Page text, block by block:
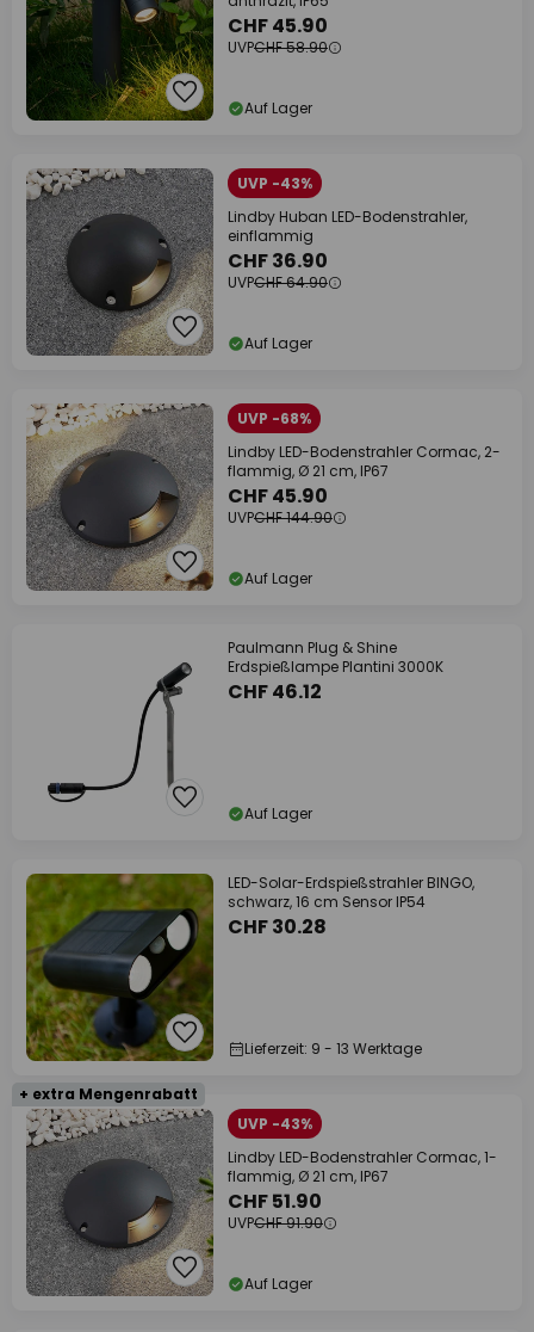
CHF 45.90
UVPCHF 58.90
Auf Lager
UVP -43%
Lindby Huban LED-Bodenstrahler,
einflammig
CHF 36.90
UVPCHF 64.90
Auf Lager
UVP -68%
Lindby LED-Bodenstrahler Cormac, 2-
flammig, Ø 21 cm, IP67
CHF 45.90
UVPCHF 144.90
Auf Lager
Paulmann Plug & Shine
Erdspießlampe Plantini 3000K
CHF 46.12
Auf Lager
LED-Solar-Erdspießstrahler BINGO,
schwarz, 16 cm Sensor IP54
CHF 30.28
Lieferzeit: 9 - 13 Werktage
+ extra Mengenrabatt
UVP -43%
Lindby LED-Bodenstrahler Cormac, 1-
flammig, Ø 21 cm, IP67
CHF 51.90
UVPCHF 91.90
Auf Lager